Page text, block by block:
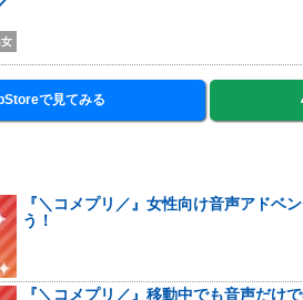
で見てみる
『＼コメプリ／』女性向け音声アドベ
う！
『＼コメプリ／』移動中でも音声だけ